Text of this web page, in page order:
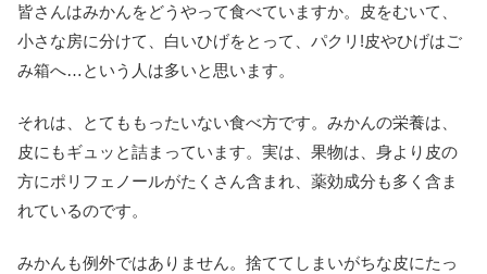
皆さんはみかんをどうやって食べていますか。皮をむいて、
小さな房に分けて、白いひげをとって、パクリ!皮やひげはご
み箱へ…という人は多いと思います。
それは、とてももったいない食べ方です。みかんの栄養は、
皮にもギュッと詰まっています。実は、果物は、身より皮の
方にポリフェノールがたくさん含まれ、薬効成分も多く含ま
れているのです。
みかんも例外ではありません。捨ててしまいがちな皮にたっ